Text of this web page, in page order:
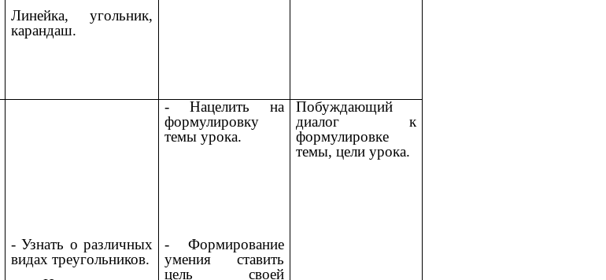
Линейка, угольник,
карандаш.
- Узнать о различных
видах треугольников.
- Нацелить на
формулировку
темы урока.
- Формирование
умения ставить
цель своей
Побуждающий
диалог к
формулировке
темы, цели урока.